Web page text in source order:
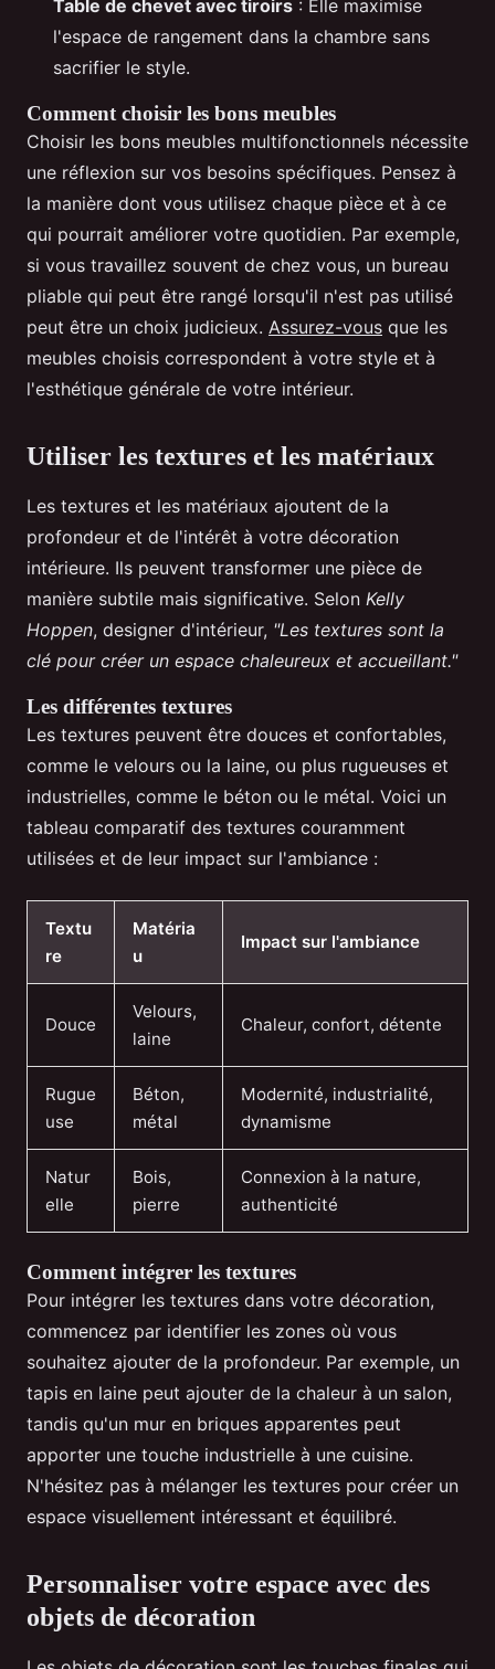
Table de chevet avec tiroirs : Elle maximise
l'espace de rangement dans la chambre sans
sacrifier le style.
Comment choisir les bons meubles
Choisir les bons meubles multifonctionnels nécessite
une réflexion sur vos besoins spécifiques. Pensez à
la manière dont vous utilisez chaque pièce et à ce
qui pourrait améliorer votre quotidien. Par exemple,
si vous travaillez souvent de chez vous, un bureau
pliable qui peut être rangé lorsqu'il n'est pas utilisé
peut être un choix judicieux. Assurez-vous que les
meubles choisis correspondent à votre style et à
l'esthétique générale de votre intérieur.
Utiliser les textures et les matériaux
Les textures et les matériaux ajoutent de la
profondeur et de l'intérêt à votre décoration
intérieure. Ils peuvent transformer une pièce de
manière subtile mais significative. Selon Kelly
Hoppen, designer d'intérieur, "Les textures sont la
clé pour créer un espace chaleureux et accueillant."
Les différentes textures
Les textures peuvent être douces et confortables,
comme le velours ou la laine, ou plus rugueuses et
industrielles, comme le béton ou le métal. Voici un
tableau comparatif des textures couramment
utilisées et de leur impact sur l'ambiance :
Textu
re
Matéria
u
Impact sur l'ambiance
Douce
Velours,
laine
Chaleur, confort, détente
Rugue
use
Béton,
métal
Modernité, industrialité,
dynamisme
Natur
elle
Bois,
pierre
Connexion à la nature,
authenticité
Comment intégrer les textures
Pour intégrer les textures dans votre décoration,
commencez par identifier les zones où vous
souhaitez ajouter de la profondeur. Par exemple, un
tapis en laine peut ajouter de la chaleur à un salon,
tandis qu'un mur en briques apparentes peut
apporter une touche industrielle à une cuisine.
N'hésitez pas à mélanger les textures pour créer un
espace visuellement intéressant et équilibré.
Personnaliser votre espace avec des
objets de décoration